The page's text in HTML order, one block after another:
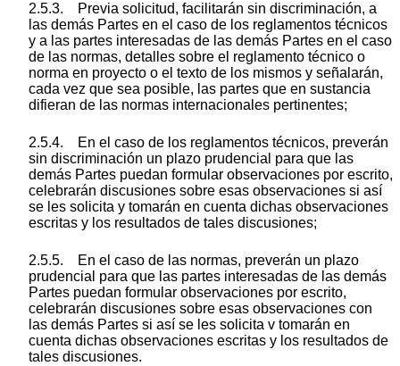
2.5.3. Previa solicitud, facilitarán sin discriminación, a
las demás Partes en el caso de los reglamentos técnicos
y a las partes interesadas de las demás Partes en el caso
de las normas, detalles sobre el reglamento técnico o
norma en proyecto o el texto de los mismos y señalarán,
cada vez que sea posible, las partes que en sustancia
difieran de las normas internacionales pertinentes;
2.5.4. En el caso de los reglamentos técnicos, preverán
sin discriminación un plazo prudencial para que las
demás Partes puedan formular observaciones por escrito,
celebrarán discusiones sobre esas observaciones si así
se les solicita y tomarán en cuenta dichas observaciones
escritas y los resultados de tales discusiones;
2.5.5. En el caso de las normas, preverán un plazo
prudencial para que las partes interesadas de las demás
Partes puedan formular observaciones por escrito,
celebrarán discusiones sobre esas observaciones con
las demás Partes si así se les solicita v tomarán en
cuenta dichas observaciones escritas y los resultados de
tales discusiones.